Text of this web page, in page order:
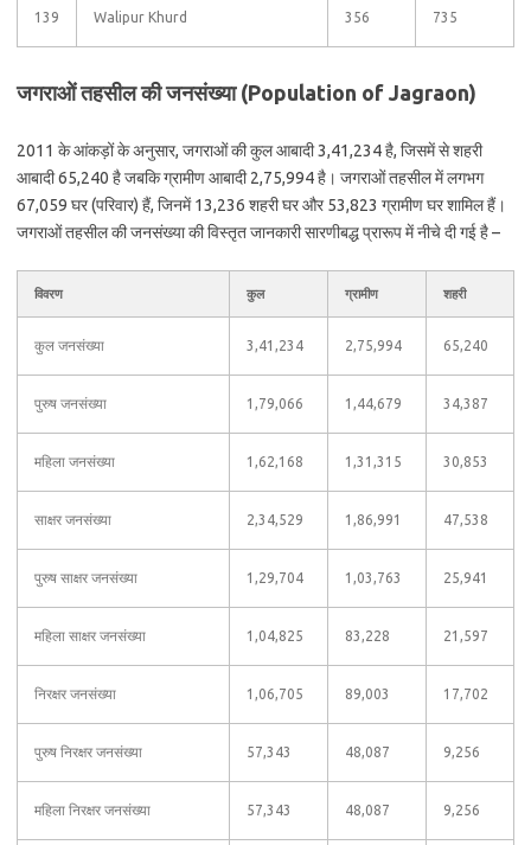
139 Walipur Khurd 356 735
जगराओं तहसील की जनसंख्या (Population of Jagraon)
2011 के आंकड़ों के अनुसार, जगराओं की कुल आबादी 3,41,234 है, जिसमें से शहरी
आबादी 65,240 है जबकि ग्रामीण आबादी 2,75,994 है। जगराओं तहसील में लगभग
67,059 घर (परिवार) हैं, जिनमें 13,236 शहरी घर और 53,823 ग्रामीण घर शामिल हैं।
जगराओं तहसील की जनसंख्या की विस्तृत जानकारी सारणीबद्ध प्रारूप में नीचे दी गई है –
विवरण कुल ग्रामीण शहरी
कुल जनसंख्या 3,41,234 2,75,994 65,240
पुरुष जनसंख्या 1,79,066 1,44,679 34,387
महिला जनसंख्या 1,62,168 1,31,315 30,853
साक्षर जनसंख्या 2,34,529 1,86,991 47,538
पुरुष साक्षर जनसंख्या 1,29,704 1,03,763 25,941
महिला साक्षर जनसंख्या 1,04,825 83,228 21,597
निरक्षर जनसंख्या 1,06,705 89,003 17,702
पुरुष निरक्षर जनसंख्या 57,343 48,087 9,256
महिला निरक्षर जनसंख्या 57,343 48,087 9,256